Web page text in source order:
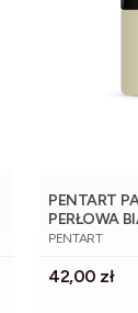
PENTART
PERŁOWA
PRODUCENT
PENTART
Cena
42,00 zł